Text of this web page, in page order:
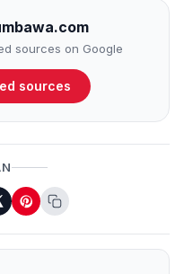
sources on Google
sources